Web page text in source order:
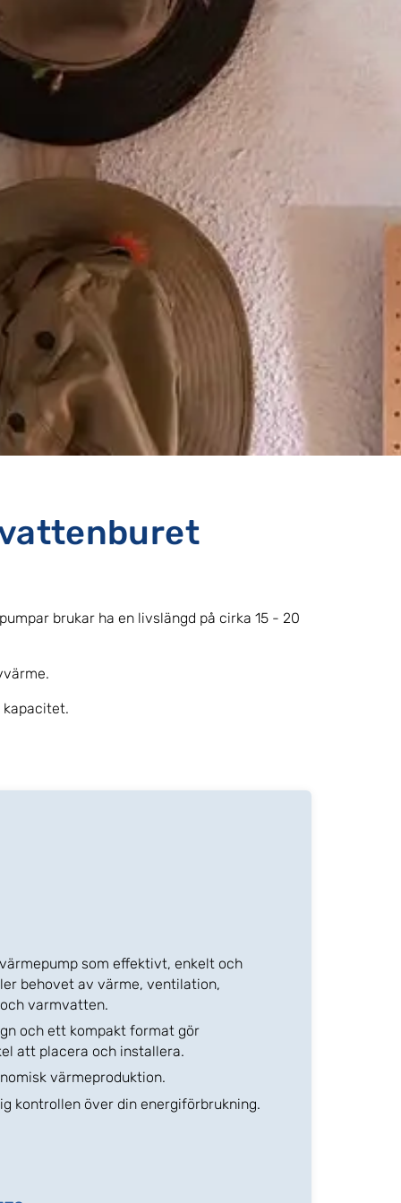
brukar ha en livslängd på cirka 15 - 20
som effektivt, enkelt och
behovet av värme, ventilation,
varmvatten.
och ett kompakt format gör
att placera och installera.
värmeproduktion.
kontrollen över din energiförbrukning.